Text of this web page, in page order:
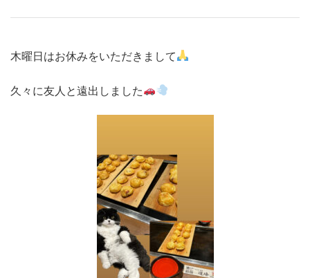
木曜日はお休みをいただきまして
久々に友人と遠出しました